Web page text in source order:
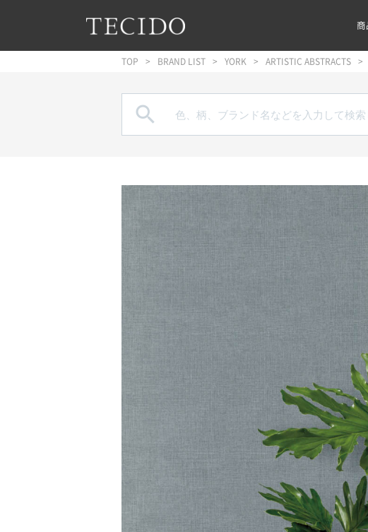
メインナビゲーションへジャンプ
メインコンテンツへジャンプ
フッターへジャンプ
TOP BRAND LIST YORK ARTISTIC ABSTRACTS
